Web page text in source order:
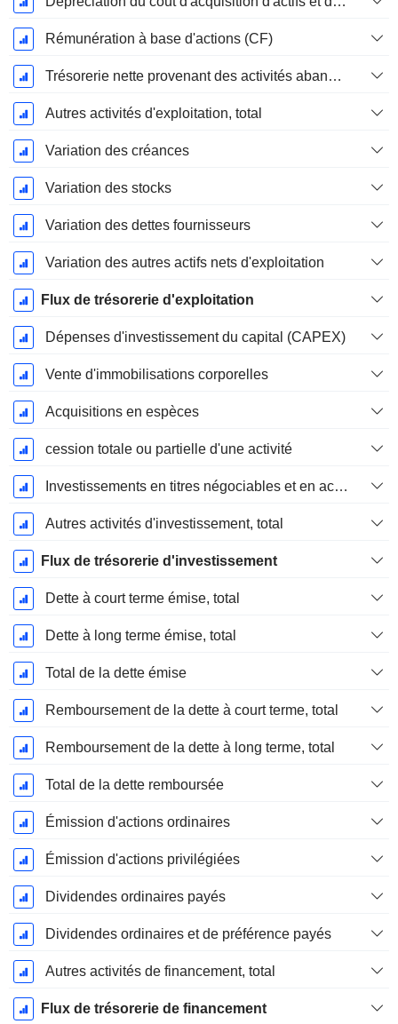
Rémunération à base d'actions (CF)
Trésorerie nette provenant des activités abandonnées
Autres activités d'exploitation, total
Variation des créances
Variation des stocks
Variation des dettes fournisseurs
Variation des autres actifs nets d'exploitation
Flux de trésorerie d'exploitation
Dépenses d'investissement du capital (CAPEX)
Vente d'immobilisations corporelles
Acquisitions en espèces
cession totale ou partielle d'une activité
Investissements en titres négociables et en actions, total
Autres activités d'investissement, total
Flux de trésorerie d'investissement
Dette à court terme émise, total
Dette à long terme émise, total
Total de la dette émise
Remboursement de la dette à court terme, total
Remboursement de la dette à long terme, total
Total de la dette remboursée
Émission d'actions ordinaires
Émission d'actions privilégiées
Dividendes ordinaires payés
Dividendes ordinaires et de préférence payés
Autres activités de financement, total
Flux de trésorerie de financement